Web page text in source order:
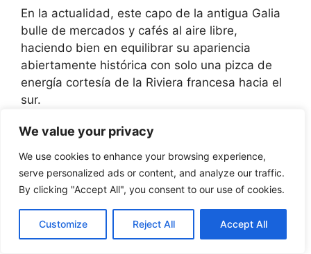
We value your privacy
We use cookies to enhance your browsing experience,
serve personalized ads or content, and analyze our traffic.
By clicking "Accept All", you consent to our use of cookies.
Customize Reject All Accept All
En la actualidad, este capo de la antigua Galia
bulle de mercados y cafés al aire libre,
haciendo bien en equilibrar su apariencia
abiertamente histórica con solo una pizca de
energía cortesía de la Riviera francesa hacia el
sur.
14. Carcasona